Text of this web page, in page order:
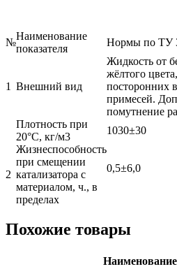
№
Наименование
показателя
Нормы по ТУ
1 Внешний вид
Жидкость от
жёлтого
посторонних
примесей.
помутнение
Плотность при
20°С, кг/м3
1030±30
2
Жизнеспособность
при смещении
катализатора с
материалом, ч., в
пределах
0,5±6,0
Похожие товары
Наименование